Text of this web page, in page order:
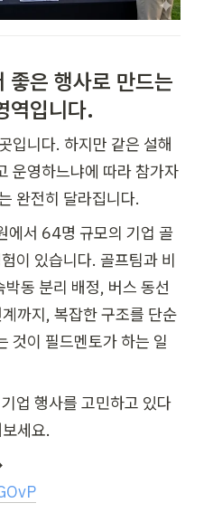
좋은 행사로 만드는
역입니다.
입니다. 하지만 같은 설해
운영하느냐에 따라 참가자
완전히 달라집니다.
에서 64명 규모의 기업 골
이 있습니다. 골프팀과 비
동 분리 배정, 버스 동선
까지, 복잡한 구조를 단순
것이 필드멘토가 하는 일
업 행사를 고민하고 있다
세요.